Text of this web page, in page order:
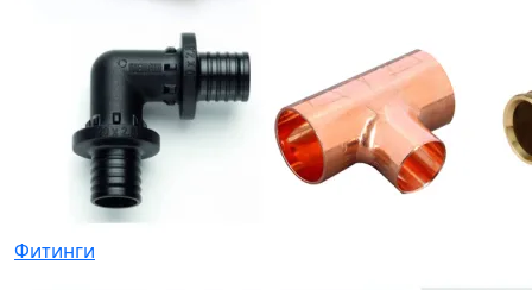
Фитинги